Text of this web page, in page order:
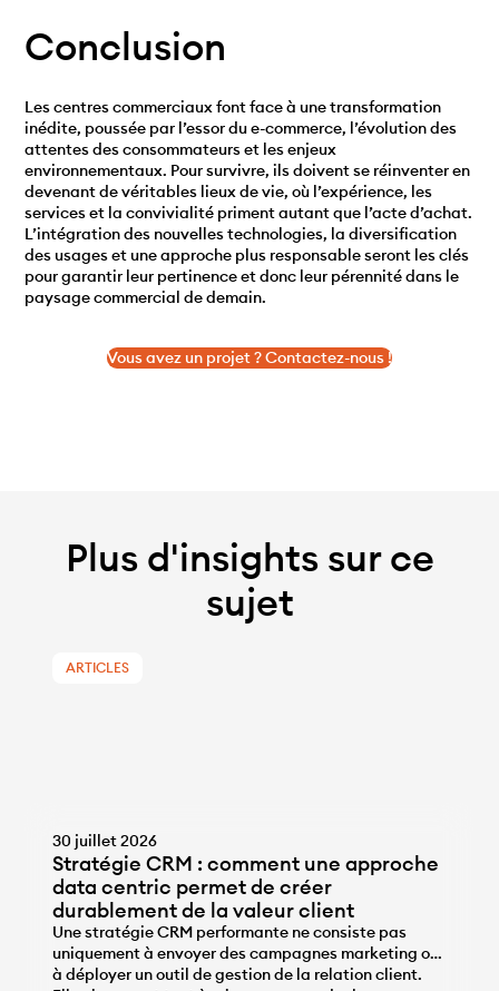
Conclusion
Les centres commerciaux font face à une transformation
inédite, poussée par l’essor du e-commerce, l’évolution des
attentes des consommateurs et les enjeux
environnementaux. Pour survivre, ils doivent se réinventer en
devenant de véritables lieux de vie, où l’expérience, les
services et la convivialité priment autant que l’acte d’achat.
L’intégration des nouvelles technologies, la diversification
des usages et une approche plus responsable seront les clés
pour garantir leur pertinence et donc leur pérennité dans le
paysage commercial de demain.
Vous avez un projet ? Contactez-nous !
Plus d'insights sur ce
sujet
ARTICLES
30 juillet 2026
Stratégie CRM : comment une approche
data centric permet de créer
durablement de la valeur client
Une stratégie CRM performante ne consiste pas
uniquement à envoyer des campagnes marketing ou
à déployer un outil de gestion de la relation client.